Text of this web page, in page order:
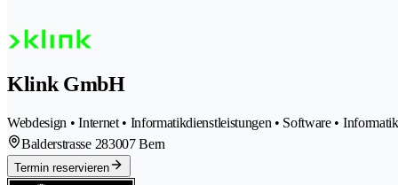
Klink GmbH
Webdesign • Internet • Informatikdienstleistungen • Software • Informatik
Balderstrasse 283007 Bern
Termin reservieren